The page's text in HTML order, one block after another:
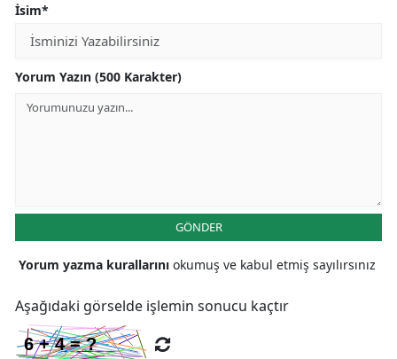
İsim*
Yorum Yazın (500 Karakter)
GÖNDER
Yorum yazma kurallarını okumuş ve kabul etmiş sayılırsınız
Aşağıdaki görselde işlemin sonucu kaçtır